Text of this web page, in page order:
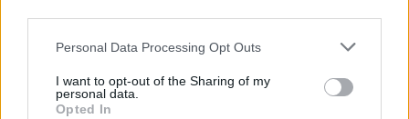
Personal Data Processing Opt Outs
I want to opt-out of the Sharing of my
personal data.
Opted In
tři lvice, píše BBC News
Diskuse: 2
Tři lvice v zoologické zahradě v